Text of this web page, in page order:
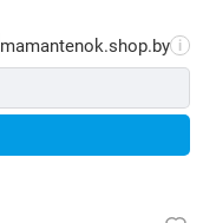
mamantenok.shop.by i